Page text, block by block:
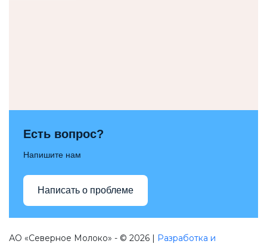
Есть вопрос?
Напишите нам
Написать о проблеме
АО «Северное Молоко» - © 2026 | Разработка и